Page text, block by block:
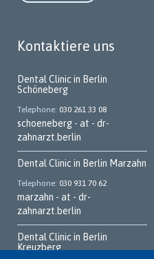
Kontaktiere uns
Dental Clinic in Berlin
Schöneberg
Telephone 030 261 33 08
schoeneberg - at - dr-
zahnarzt.berlin
Dental Clinic in Berlin Marzahn
Telephone 030 931 70 62
marzahn - at - dr-
zahnarzt.berlin
Dental Clinic in Berlin
Kreuzberg